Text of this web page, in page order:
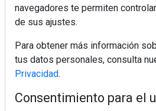
Electromarket: Revista
electrodomésticos, novedades
consumo, canal electro, retail,
pequeño electrodoméstico, datos
navegadores te permiten
de sus ajustes.
Para obtener más información
tus datos personales, consulta
Privacidad.
Consentimiento para el